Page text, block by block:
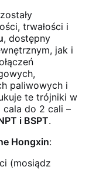
zostały
trwałości i
, dostępny
jak i
paliwowych i
te trójniki w
cala do 2 cali –
i BSPT.
Hongxin:
(mosiądz